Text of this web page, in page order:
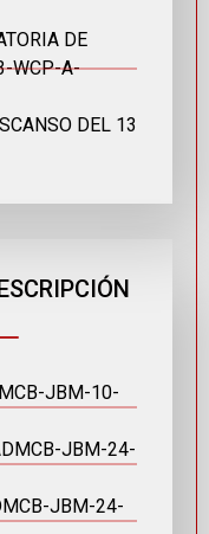
DE
WCP-A-
DEL 13
JBM-10-
JBM-24-
JBM-24-